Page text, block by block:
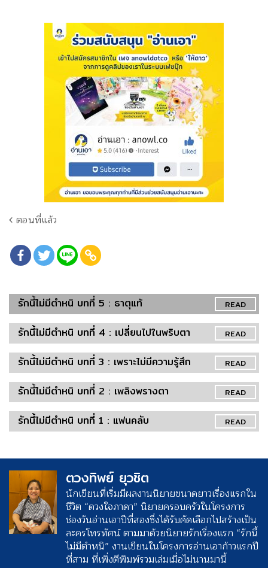
ตอนที่แล้ว
READ
รักนี้ไม่มีตำหนิ บทที่ 5 : ธาตุแท้
READ
รักนี้ไม่มีตำหนิ บทที่ 4 : เปลี่ยนไปในพริบตา
READ
รักนี้ไม่มีตำหนิ บทที่ 3 : เพราะไม่มีความรู้สึก
READ
รักนี้ไม่มีตำหนิ บทที่ 2 : เพลิงพรางตา
READ
รักนี้ไม่มีตำหนิ บทที่ 1 : แฟนคลับ
ตวงทิพย์ ยุวชิต
นักเขียนที่เริ่มมีผลงานนิยายขนาดยาวเรื่องแรกใน
ชีวิต “ดวงใจภาดา” นิยายครอบครัวในโครงการ
ช่องวันอ่านเอาปีที่สองซึ่งได้รับคัดเลือกไปสร้างเป็น
ละครโทรทัศน์ ตามมาด้วยนิยายรักเรื่องแรก “รักนี้
ไม่มีตำหนิ” งานเขียนในโครงการอ่านเอาก้าวแรกปี
ที่สาม ที่เพิ่งตีพิมพ์รวมเล่มเมื่อไม่นานมานี้